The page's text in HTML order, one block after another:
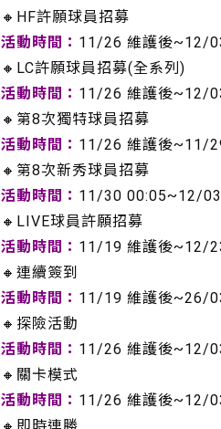
🔸HF許願球員招募
活動時間： 11/26 維護後~12/
🔸LC許願球員招募(全系列)
活動時間： 11/26 維護後~12/
🔸第8次獨特球員招募
活動時間： 11/26 維護後~11/
🔸第8次新秀球員招募
活動時間： 11/30 00:05~12/
🔸LIVE球員許願招募
活動時間： 11/19 維護後~12/
🔸連續簽到
活動時間： 11/19 維護後~26/
🔸探險活動
活動時間： 11/26 維護後~12/
🔸關卡模式
活動時間： 11/26 維護後~12/
🔸即時連勝